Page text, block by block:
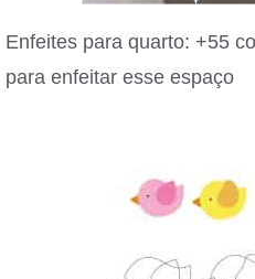
Enfeites para quarto: +55
para enfeitar esse espaço